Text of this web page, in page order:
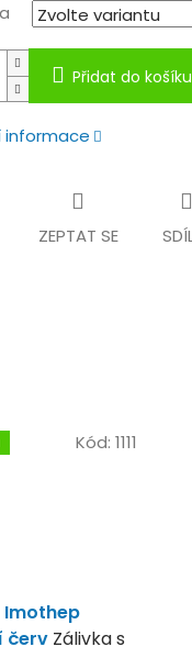
Přidat do košíku
informace
ZEPTAT SE
Imothep
červ Zálivka s
Kód:1111